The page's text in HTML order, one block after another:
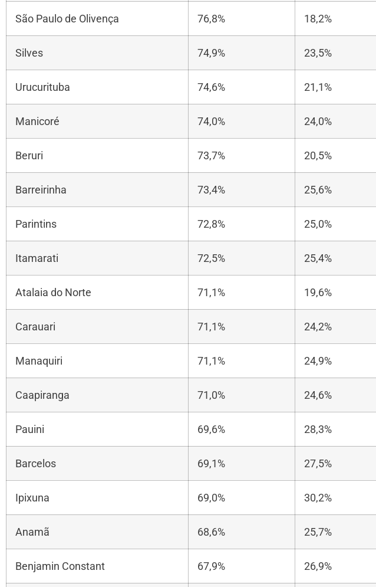
São Paulo de Olivença 76,8% 18,2%
Silves 74,9% 23,5%
Urucurituba 74,6% 21,1%
Manicoré 74,0% 24,0%
Beruri 73,7% 20,5%
Barreirinha 73,4% 25,6%
Parintins 72,8% 25,0%
Itamarati 72,5% 25,4%
Atalaia do Norte 71,1% 19,6%
Carauari 71,1% 24,2%
Manaquiri 71,1% 24,9%
Caapiranga 71,0% 24,6%
Pauini 69,6% 28,3%
Barcelos 69,1% 27,5%
Ipixuna 69,0% 30,2%
Anamã 68,6% 25,7%
Benjamin Constant 67,9% 26,9%